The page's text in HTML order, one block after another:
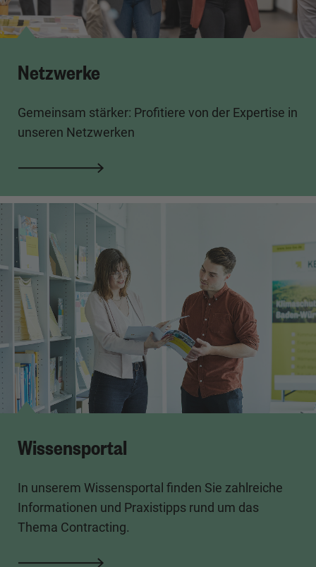
Netzwerke
Gemeinsam stärker: Profitiere von der Expertise in
unseren Netzwerken
Wissensportal
In unserem Wissensportal finden Sie zahlreiche
Informationen und Praxistipps rund um das
Thema Contracting.